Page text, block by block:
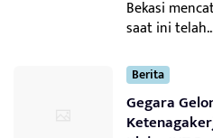
Bekasi
saat ini
Berita
Gegara